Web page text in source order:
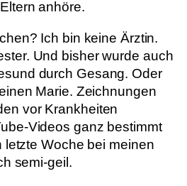
anhöre.
Ich bin keine Ärztin.
Und bisher wurde auch
durch Gesang. Oder
Marie. Zeichnungen
vor Krankheiten
Videos ganz bestimmt
Woche bei meinen
semi-geil.